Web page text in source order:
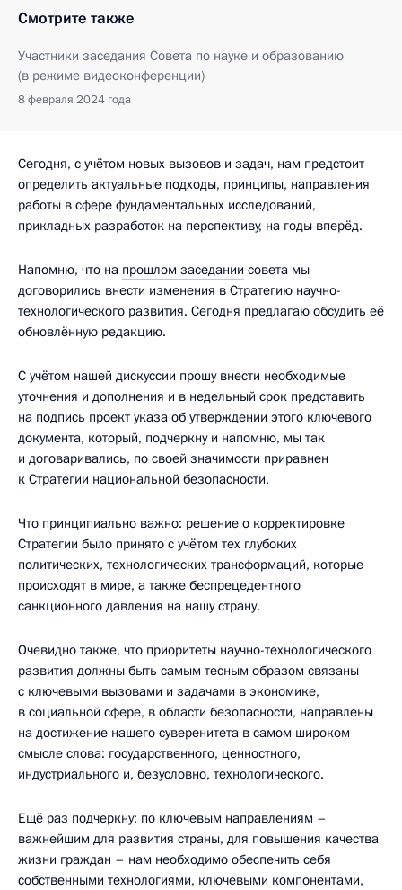
Смотрите также
Участники заседания Совета по науке и образованию
(в режиме видеоконференции)
8 февраля 2024 года
Сегодня, с учётом новых вызовов и задач, нам предстоит
определить актуальные подходы, принципы, направления
работы в сфере фундаментальных исследований,
прикладных разработок на перспективу, на годы вперёд.
Напомню, что на прошлом заседании совета мы
договорились внести изменения в Стратегию научно-
технологического развития. Сегодня предлагаю обсудить её
обновлённую редакцию.
С учётом нашей дискуссии прошу внести необходимые
уточнения и дополнения и в недельный срок представить
на подпись проект указа об утверждении этого ключевого
документа, который, подчеркну и напомню, мы так
и договаривались, по своей значимости приравнен
к Стратегии национальной безопасности.
Что принципиально важно: решение о корректировке
Стратегии было принято с учётом тех глубоких
политических, технологических трансформаций, которые
происходят в мире, а также беспрецедентного
санкционного давления на нашу страну.
Очевидно также, что приоритеты научно-технологического
развития должны быть самым тесным образом связаны
с ключевыми вызовами и задачами в экономике,
в социальной сфере, в области безопасности, направлены
на достижение нашего суверенитета в самом широком
смысле слова: государственного, ценностного,
индустриального и, безусловно, технологического.
Ещё раз подчеркну: по ключевым направлениям –
важнейшим для развития страны, для повышения качества
жизни граждан – нам необходимо обеспечить себя
собственными технологиями, ключевыми компонентами,